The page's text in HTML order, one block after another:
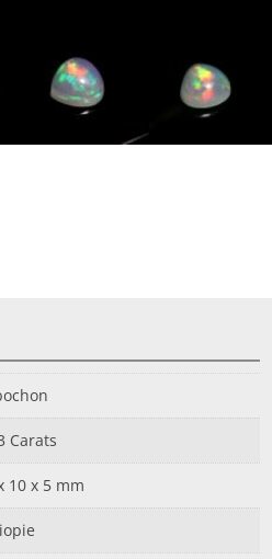
Carats
10 x 5 mm